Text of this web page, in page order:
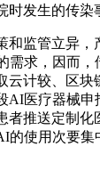
时发生的传染
监管立异，
需求，因而，
云计较、区块
AI医疗器械申
者推送定制化
的使用次要集